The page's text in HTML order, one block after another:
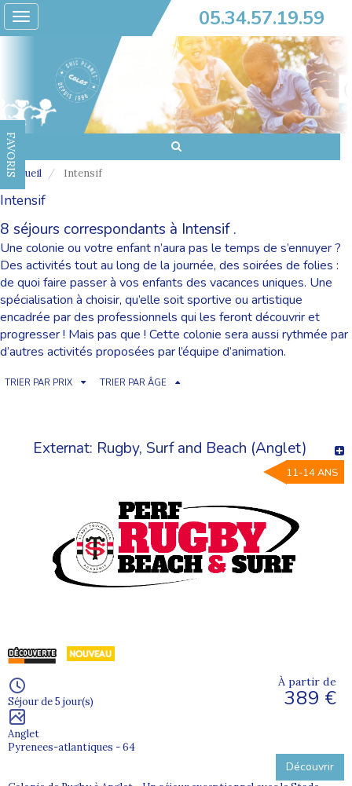
Toggle
navigation
05.34.57.19.59
FAVORIS
Accueil Intensif
Intensif
8 séjours correspondants à Intensif .
Une colonie ou votre enfant n’aura pas le temps de s’ennuyer ?
Des activités tout au long de la journée, des soirées de folies :
de quoi faire passer à vos enfants des vacances uniques. Une
spécialisation à choisir, qu’elle soit sportive ou artistique
encadrée par des professionnels qui les feront découvrir et
progresser ! Mais pas que ! Cette colonie sera aussi rythmée par
d’autres activités proposées par l’équipe d’animation.
TRIER PAR PRIX TRIER PAR ÂGE
Externat: Rugby, Surf and Beach (Anglet)
11-14 ANS
Séjour de 5 jour(s)
Anglet
Pyrenees-atlantiques - 64
À partir de
389 €
Découvrir